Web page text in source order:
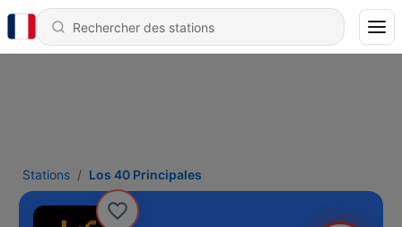
Stations Los 40 Principales